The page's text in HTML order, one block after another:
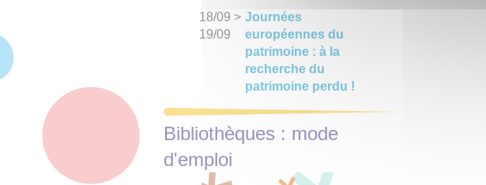
18/09 >
19/09
Journées
européennes du
patrimoine : à la
recherche du
patrimoine perdu !
Bibliothèques : mode
d'emploi